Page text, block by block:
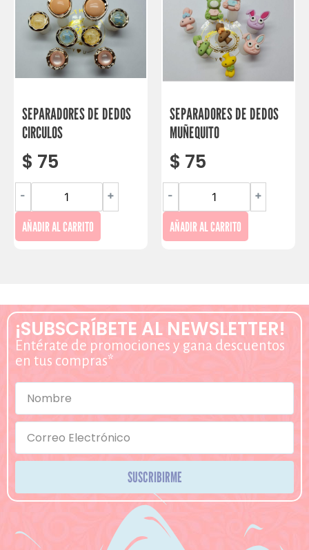
SEPARADORES DE DEDOS
CIRCULOS
$ 75
- +
AÑADIR AL CARRITO
SEPARADORES DE DEDOS
MUÑEQUITO
$ 75
- +
AÑADIR AL CARRITO
¡SUBSCRÍBETE AL NEWSLETTER!
Entérate de promociones y gana descuentos
en tus compras*
SUSCRIBIRME